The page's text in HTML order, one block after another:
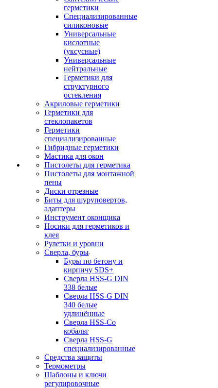
герметики
Специализированные
силиконовые
Универсальные
кислотные
(уксусные)
Универсальные
нейтральные
Герметики для
структурного
остекления
Акриловые герметики
Герметики для
стеклопакетов
Герметики
специализированные
Гибридные герметики
Мастика для окон
Пистолеты для герметика
Пистолеты для монтажной
пены
Диски отрезные
Биты для шуруповертов,
адаптеры
Инструмент оконщика
Носики для герметиков и
клея
Рулетки и уровни
Сверла, буры
Буры по бетону и
кирпичу SDS+
Сверла HSS-G DIN
338 белые
Сверла HSS-G DIN
340 белые
удлинённые
Сверла HSS-Co
кобальт
Сверла HSS-G
специализированные
Средства защиты
Термометры
Шаблоны и ключи
регулировочные